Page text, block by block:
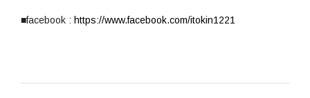
■facebook : https://www.facebook.com/itokin1221